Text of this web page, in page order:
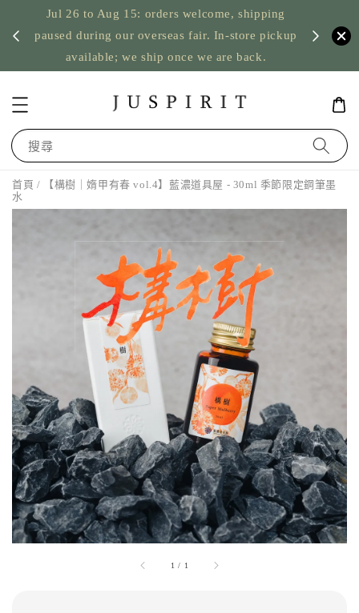
Jul 26 to Aug 15: orders welcome, shipping
paused during our overseas fair. In-store pickup
available; we ship once we are back.
US
搜尋
首頁 / 【構樹｜媠甲有春 vol.4】藍濃道具屋 - 30ml 季節限定鋼筆墨
水
1 / 1